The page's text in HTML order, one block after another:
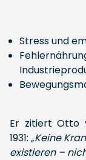
Stress und
Er zitiert Otto
1931:„Keine
existieren –